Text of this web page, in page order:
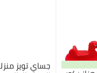
جساي تويز